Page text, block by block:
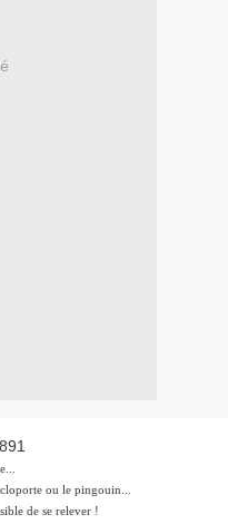
ou le pingouin...
de se relever !